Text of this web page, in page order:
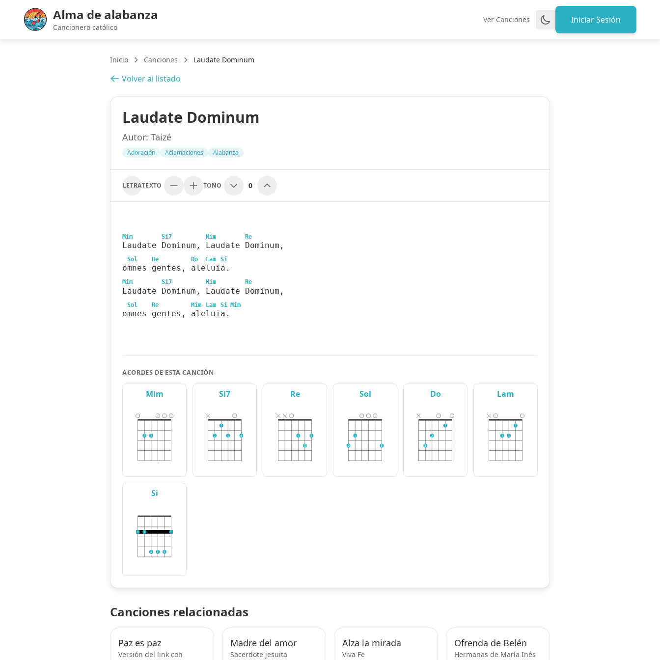
Alma de alabanza
Cancionero católico
Ver Canciones Iniciar Sesión
Inicio Canciones Laudate Dominum
Volver al listado
Laudate Dominum
Autor: Taizé
Adoración Aclamaciones Alabanza
LETRATEXTO TONO 0
Mim Si7 Mim Re
Laudate Dominum, Laudate Dominum,
Sol Re Do Lam Si
omnes gentes, aleluia.
Mim Si7 Mim Re
Laudate Dominum, Laudate Dominum,
Sol Re Mim Lam Si Mim
omnes gentes, aleluia.
ACORDES DE ESTA CANCIÓN
Mim
2 3
Si7
2
1
3 4
Re
1
3
2
Sol
2
1
3
Do
3
2
1
Lam
2 3
1
Si
1 1
2 3 4
1
Canciones relacionadas
Paz es paz
Versión del link con
Madre del amor
Sacerdote jesuita
Alza la mirada
Viva Fe
Ofrenda de Belén
Hermanas de María Inés